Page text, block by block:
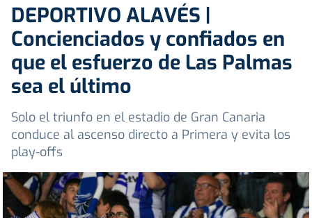
DEPORTIVO ALAVÉS |
Concienciados y confiados en
que el esfuerzo de Las Palmas
sea el último
Solo el triunfo en el estadio de Gran Canaria
conduce al ascenso directo a Primera y evita los
play-offs